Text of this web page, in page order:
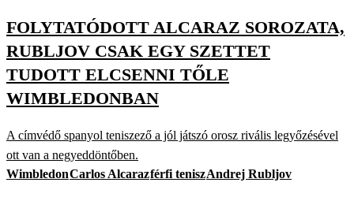
FOLYTATÓDOTT ALCARAZ SOROZATA,
RUBLJOV CSAK EGY SZETTET
TUDOTT ELCSENNI TŐLE
WIMBLEDONBAN
A címvédő spanyol teniszező a jól játszó orosz rivális legyőzésével
ott van a negyeddöntőben.
WimbledonCarlos Alcarazférfi teniszAndrej Rubljov